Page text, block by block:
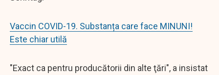
Vaccin COVID-19. Substanța care face MINUNI!
Este chiar utilă
"Exact ca pentru producătorii din alte ţări", a insistat